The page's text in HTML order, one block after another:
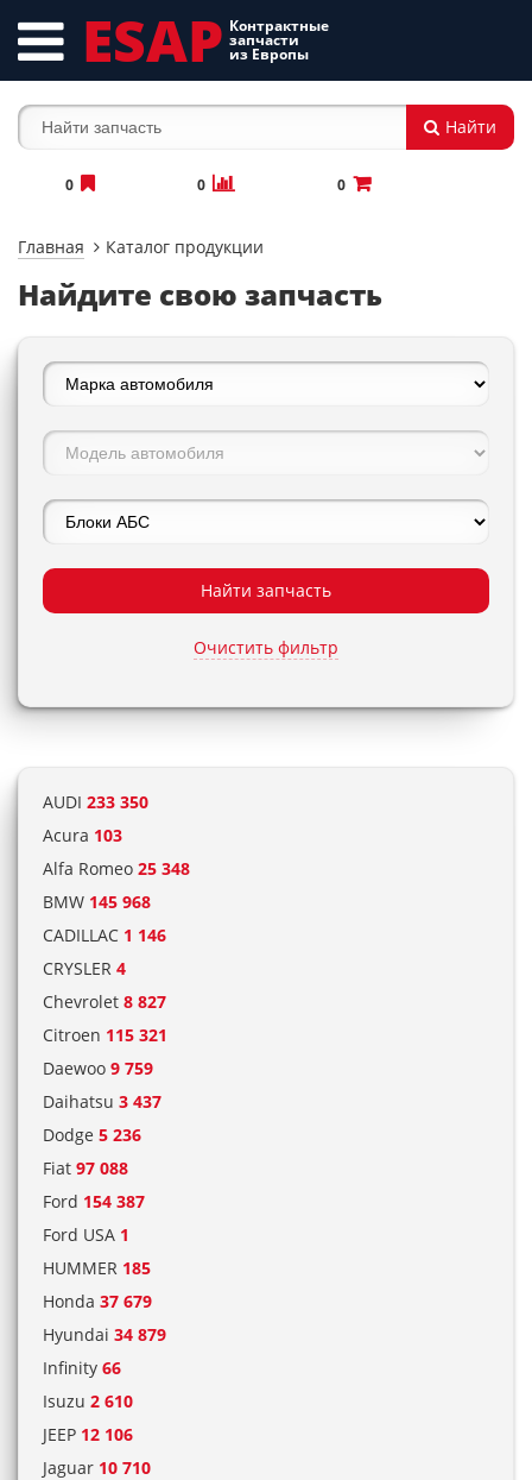
ESAP Контрактные
запчасти
из Европы
Найти
0 0 0
Главная Каталог продукции
Найдите свою запчасть
Найти запчасть
Очистить фильтр
AUDI 233 350
Acura 103
Alfa Romeo 25 348
BMW 145 968
CADILLAC 1 146
CRYSLER 4
Chevrolet 8 827
Citroen 115 321
Daewoo 9 759
Daihatsu 3 437
Dodge 5 236
Fiat 97 088
Ford 154 387
Ford USA 1
HUMMER 185
Honda 37 679
Hyundai 34 879
Infinity 66
Isuzu 2 610
JEEP 12 106
Jaguar 10 710